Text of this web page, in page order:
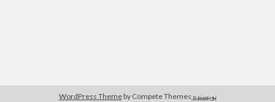
نویسنده WordPress Theme by Compete Themes